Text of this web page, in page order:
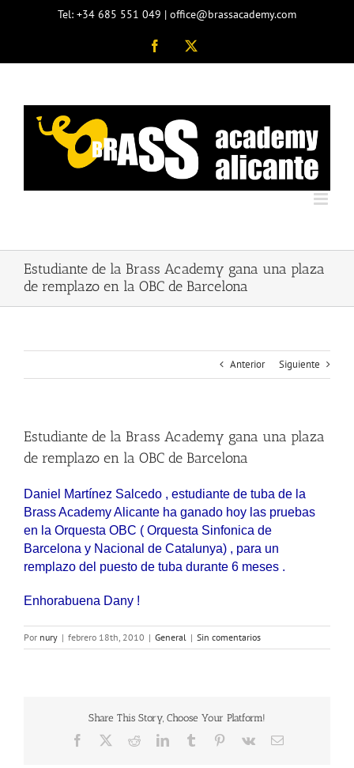
Tel: +34 685 551 049 | office@brassacademy.com
Facebook
Estudiante de la Brass Academy gana una plaza
de remplazo en la OBC de Barcelona
Anterior Siguiente
Estudiante de la Brass Academy gana una plaza
de remplazo en la OBC de Barcelona
Daniel Martínez Salcedo , estudiante de tuba de la
Brass Academy Alicante ha ganado hoy las pruebas
en la Orquesta OBC ( Orquesta Sinfonica de
Barcelona y Nacional de Catalunya) , para un
remplazo del puesto de tuba durante 6 meses .
Enhorabuena Dany !
Por nury | febrero 18th, 2010 | General | Sin comentarios
Share This Story, Choose Your Platform!
Facebook RedditLinkedInTumblr Pinterest
Vk
Correo